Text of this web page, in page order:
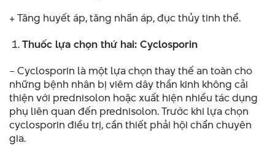
+ Tăng huyết áp, tăng nhãn áp, đục thủy tinh thể.
Thuốc lựa chọn thứ hai: Cyclosporin
– Cyclosporin là một lựa chọn thay thế an toàn cho
những bệnh nhân bị viêm dây thần kinh không cải
thiện với prednisolon hoặc xuất hiện nhiều tác dụng
phụ liên quan đến prednisolon. Trước khi lựa chọn
cyclosporin điều trị, cần thiết phải hội chẩn chuyên
gia.